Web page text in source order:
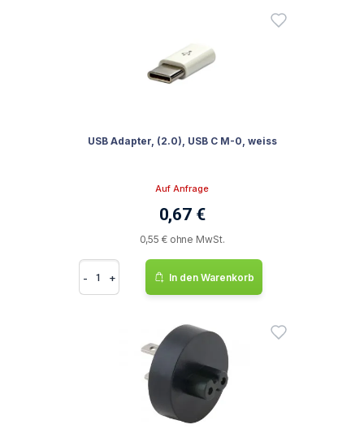
USB Adapter, (2.0), USB C M-0, weiss
Auf Anfrage
0,67 €
0,55 € ohne MwSt.
- + In den Warenkorb